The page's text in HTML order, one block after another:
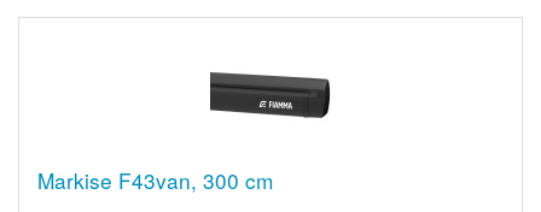
Markise F43van, 300 cm